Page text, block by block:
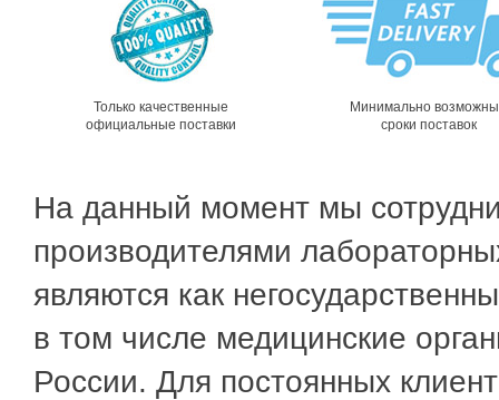
Только качественные
официальные поставки
Минимально
сроки поставок
На данный момент мы
производителями
являются как
в том числе медицинские
России. Для постоянных